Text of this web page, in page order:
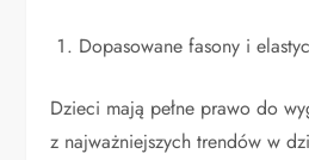
Dopasowane fasony i
Dzieci mają pełne prawo do
z najważniejszych trendów w